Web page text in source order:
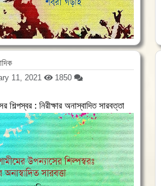
11, 2021 1850
শিল্পস্বর : নিরীক্ষার অনাস্বাদিত সারবত্তা